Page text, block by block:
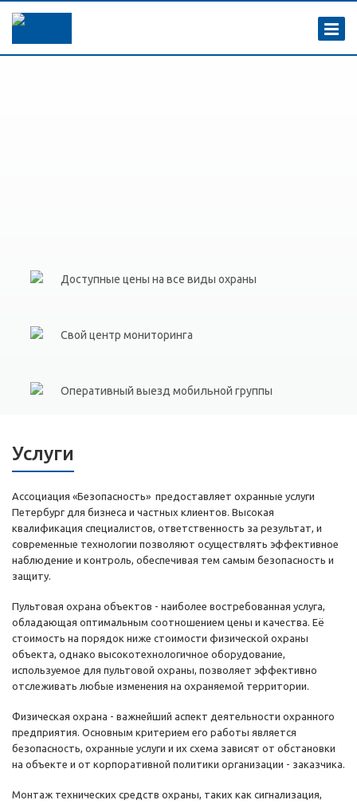
Доступные цены на все виды охраны
Свой центр мониторинга
Оперативный выезд мобильной группы
Услуги
Ассоциация «Безопасность» предоставляет охранные услуги
Петербург для бизнеса и частных клиентов. Высокая
квалификация специалистов, ответственность за результат, и
современные технологии позволяют осуществлять эффективное
наблюдение и контроль, обеспечивая тем самым безопасность и
защиту.
Пультовая охрана объектов - наиболее востребованная услуга,
обладающая оптимальным соотношением цены и качества. Её
стоимость на порядок ниже стоимости физической охраны
объекта, однако высокотехнологичное оборудование,
используемое для пультовой охраны, позволяет эффективно
отслеживать любые изменения на охраняемой территории.
Физическая охрана - важнейший аспект деятельности охранного
предприятия. Основным критерием его работы является
безопасность, охранные услуги и их схема зависят от обстановки
на объекте и от корпоративной политики организации - заказчика.
Монтаж технических средств охраны, таких как сигнализация,